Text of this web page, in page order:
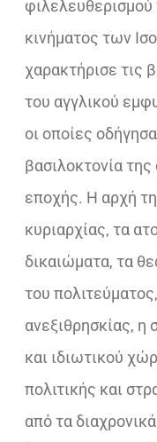
φιλελευθερισμού
κινήματος των
χαρακτήρισε τις
του αγγλικού
οι οποίες
βασιλοκτονία
εποχής. Η αρχή
κυριαρχίας, τα
δικαιώματα, τα
του
ανεξιθρησκίας, η
και ιδιωτικού
πολιτικής και
από τα